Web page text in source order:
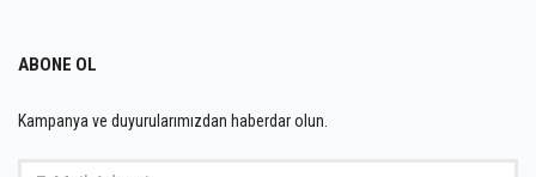
ABONE OL
Kampanya ve duyurularımızdan haberdar olun.